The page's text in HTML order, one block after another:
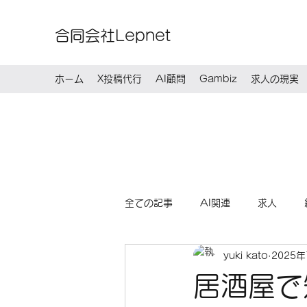
合同会社Lepnet
ホーム X投稿代行 AI顧問 Gambiz 求人の現実
全ての記事 AI関連 求人
居酒屋
yuki kato 2025